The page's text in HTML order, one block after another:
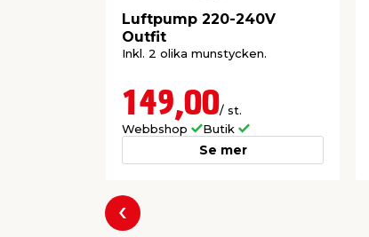
Luftpump 220-240V
Outfit
Inkl. 2 olika munstycken.
149,00/ st.
Webbshop
Butik
Se mer
Föregående